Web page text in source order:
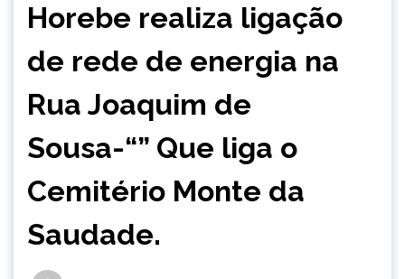
Horebe realiza ligação
de rede de energia na
Rua Joaquim de
Sousa-“” Que liga o
Cemitério Monte da
Saudade.